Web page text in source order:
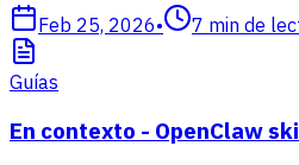
Feb 25, 2026• 7 min de
Guías
En contexto - OpenClaw